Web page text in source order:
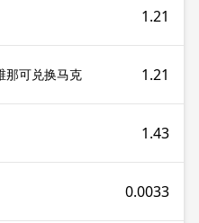
1.21
那可兑换马克 1.21
1.43
0.0033